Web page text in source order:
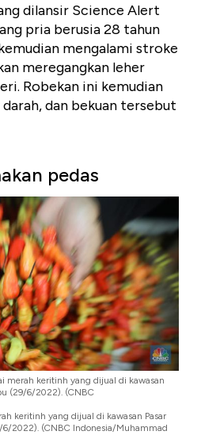
dilansir Science Alert
pria berusia 28 tahun
mengalami stroke
meregangkan leher
Robekan ini kemudian
dan bekuan tersebut
pedas
merah keritinh yang dijual di kawasan
(29/6/2022). (CNBC
keritinh yang dijual di kawasan Pasar
6/2022). (CNBC Indonesia/Muhammad